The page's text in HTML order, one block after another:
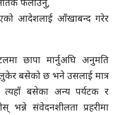
फैलाउनु,
आदेशलाई आँखाबन्द गरेर
छापा मार्नुअघि अनुमति
बसेको छ भने उसलाई मात्र
बसेका अन्य पर्यटक र
भन्ने संवेदनशीलता प्रहरीमा